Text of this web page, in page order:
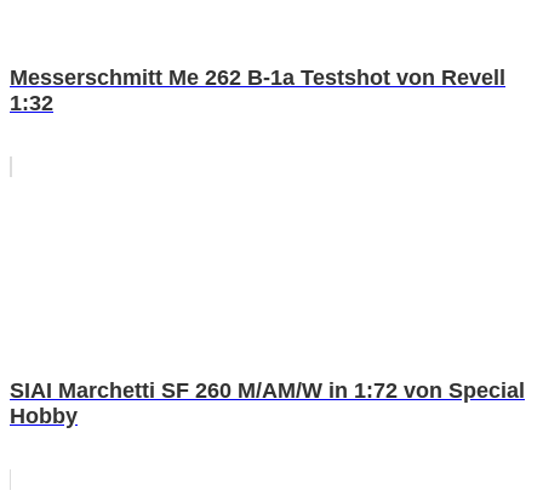
Messerschmitt Me 262 B-1a Testshot von Revell
1:32
SIAI Marchetti SF 260 M/AM/W in 1:72 von Special
Hobby